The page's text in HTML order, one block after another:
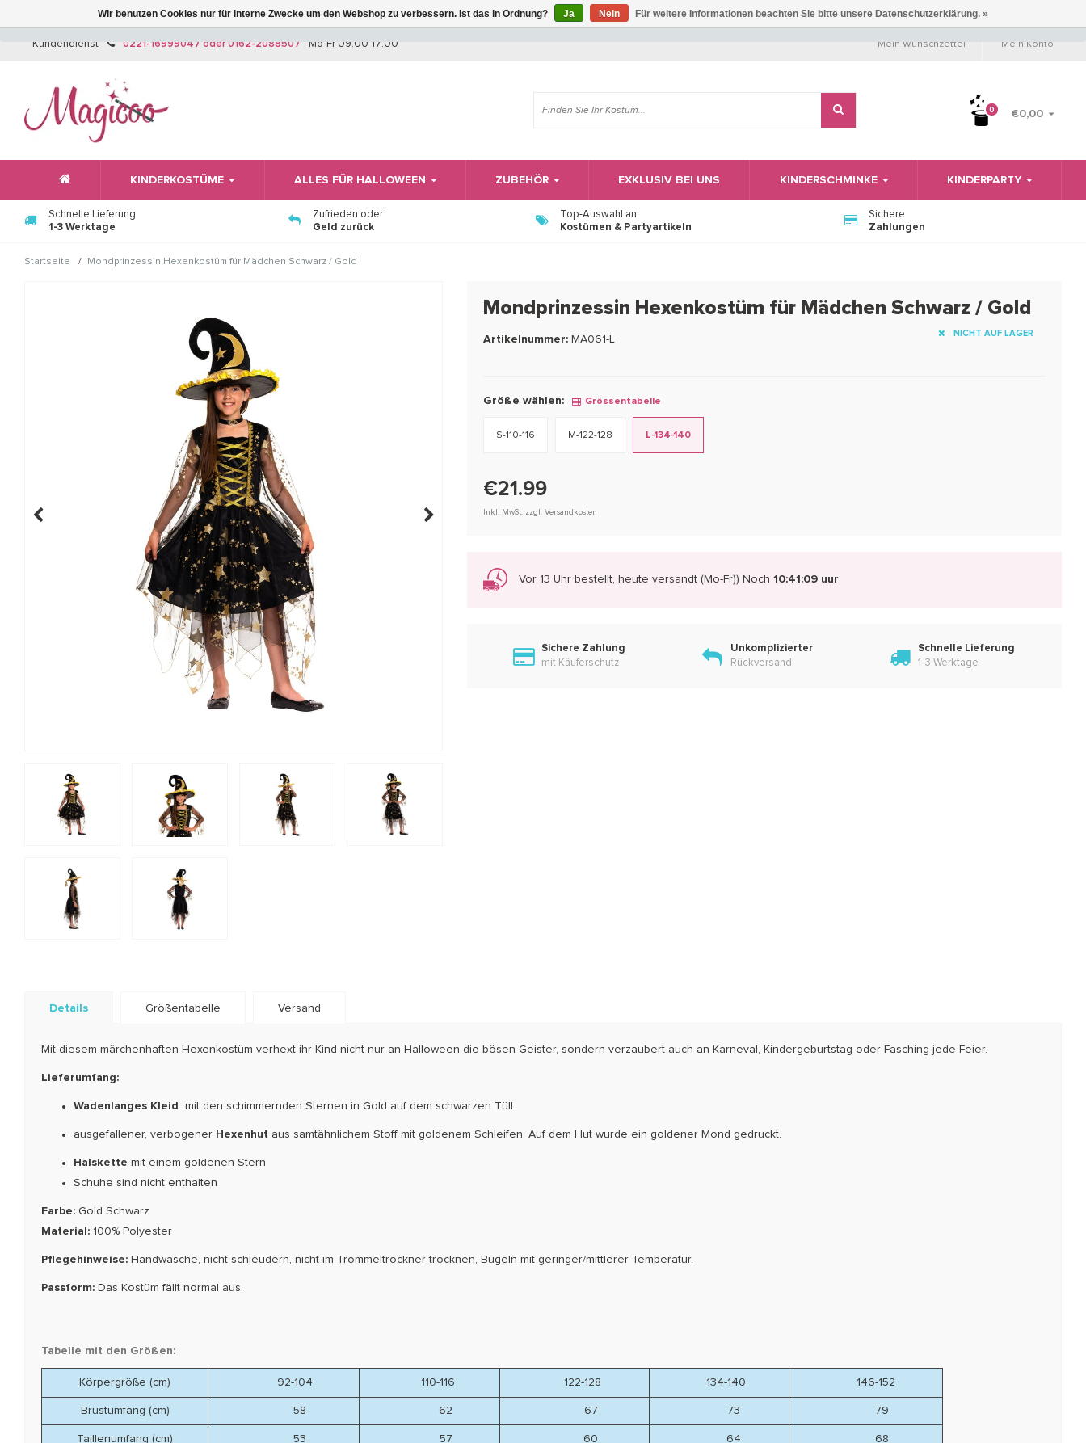
Wir haben Betriebsferien, daher können Sie derzeit nicht bestellen.
Kundendienst 0221-16999047 oder 0162-2088507 Mo-Fr 09:00-17:00 Mein Wunschzettel Mein Konto
0 €0,00
KINDERKOSTÜME ALLES FÜR HALLOWEEN ZUBEHÖR EXKLUSIV BEI UNS KINDERSCHMINKE KINDERPARTY
Schnelle Lieferung
1-3 Werktage
Zufrieden oder
Geld zurück
Top-Auswahl an
Kostümen & Partyartikeln
Sichere
Zahlungen
Startseite / Mondprinzessin Hexenkostüm für Mädchen Schwarz / Gold
Mondprinzessin Hexenkostüm für Mädchen Schwarz / Gold
Artikelnummer:MA061-L
NICHT AUF LAGER
Größe wählen: Grössentabelle
S-110-116 M-122-128 L-134-140
€21.99
Inkl. MwSt. zzgl. Versandkosten
Vor 13 Uhr bestellt, heute versandt (Mo-Fr)) Noch 10:41:08 uur
Sichere Zahlung
mit Käuferschutz
Unkomplizierter
Rückversand
Schnelle Lieferung
1-3 Werktage
Details Größentabelle Versand
Mit diesem märchenhaften Hexenkostüm verhext ihr Kind nicht nur an Halloween die bösen Geister, sondern verzaubert auch an Karneval, Kindergeburtstag oder Fasching jede Feier.
Lieferumfang:
Wadenlanges Kleid mit den schimmernden Sternen in Gold auf dem schwarzen Tüll
ausgefallener, verbogener Hexenhut aus samtähnlichem Stoff mit goldenem Schleifen. Auf dem Hut wurde ein goldener Mond gedruckt.
Halskette mit einem goldenen Stern
Schuhe sind nicht enthalten
Farbe: Gold Schwarz
Material: 100% Polyester
Pflegehinweise: Handwäsche, nicht schleudern, nicht im Trommeltrockner trocknen, Bügeln mit geringer/mittlerer Temperatur.
Passform: Das Kostüm fällt normal aus.
Tabelle mit den Größen:
Körpergröße (cm) 92-104 110-116 122-128 134-140 146-152
Brustumfang (cm) 58 62 67 73 79
Taillenumfang (cm) 53 57 60 64 68
Wir benutzen Cookies nur für interne Zwecke um den Webshop zu verbessern. Ist das in Ordnung? Ja Nein Für weitere Informationen beachten Sie bitte unsere Datenschutzerklärung. »